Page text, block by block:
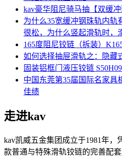
kav豪华阻尼骑马抽【双缓
为什么35宽缓冲钢珠轨内轨
很松，为什么竖起滑轨时，
165度阻尼铰链（拆装）
如何选择抽屉滑轨之：隐藏
固装铝框门液压铰链 S50H09
中国东莞第35届国际名家具
佳绩
走进kav
kav凯威五金集团成立于1981年，
款普通与特殊滑轨铰链的完善配